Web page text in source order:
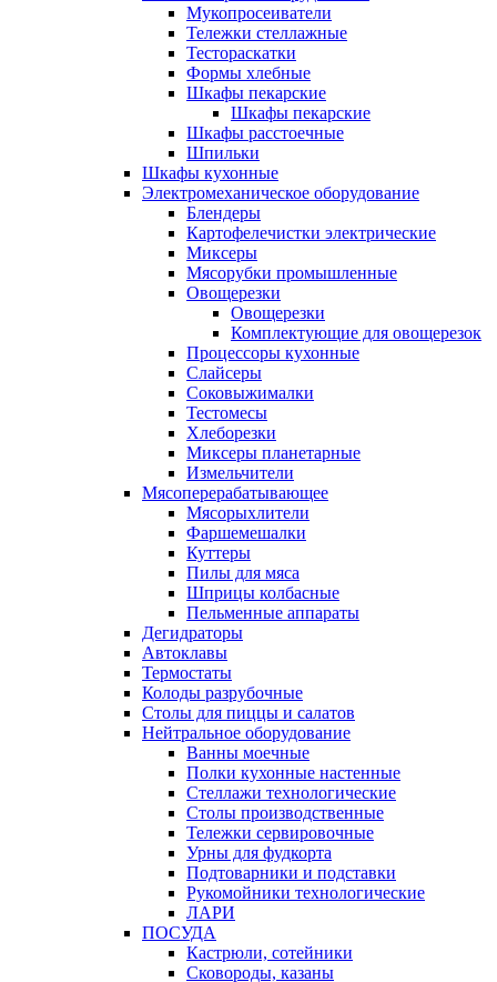
Мукопросеиватели
Тележки стеллажные
Тестораскатки
Формы хлебные
Шкафы пекарские
Шкафы пекарские
Шкафы расстоечные
Шпильки
Шкафы кухонные
Электромеханическое оборудование
Блендеры
Картофелечистки электрические
Миксеры
Мясорубки промышленные
Овощерезки
Овощерезки
Комплектующие для овощерезок
Процессоры кухонные
Слайсеры
Соковыжималки
Тестомесы
Хлеборезки
Миксеры планетарные
Измельчители
Мясоперерабатывающее
Мясорыхлители
Фаршемешалки
Куттеры
Пилы для мяса
Шприцы колбасные
Пельменные аппараты
Дегидраторы
Автоклавы
Термостаты
Колоды разрубочные
Столы для пиццы и салатов
Нейтральное оборудование
Ванны моечные
Полки кухонные настенные
Стеллажи технологические
Столы производственные
Тележки сервировочные
Урны для фудкорта
Подтоварники и подставки
Рукомойники технологические
ЛАРИ
ПОСУДА
Кастрюли, сотейники
Сковороды, казаны